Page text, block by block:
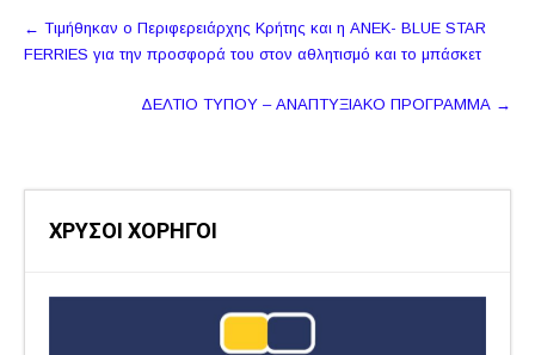
Πλοήγηση
δημοσιεύσεων
← Τιμήθηκαν ο Περιφερειάρχης Κρήτης και η ΑΝΕΚ- BLUE STAR
FERRIES για την προσφορά του στον αθλητισμό και το μπάσκετ
ΔΕΛΤΙΟ ΤΥΠΟΥ – ΑΝΑΠΤΥΞΙΑΚΟ ΠΡΟΓΡΑΜΜΑ →
ΧΡΥΣΟΙ ΧΟΡΗΓΟΙ